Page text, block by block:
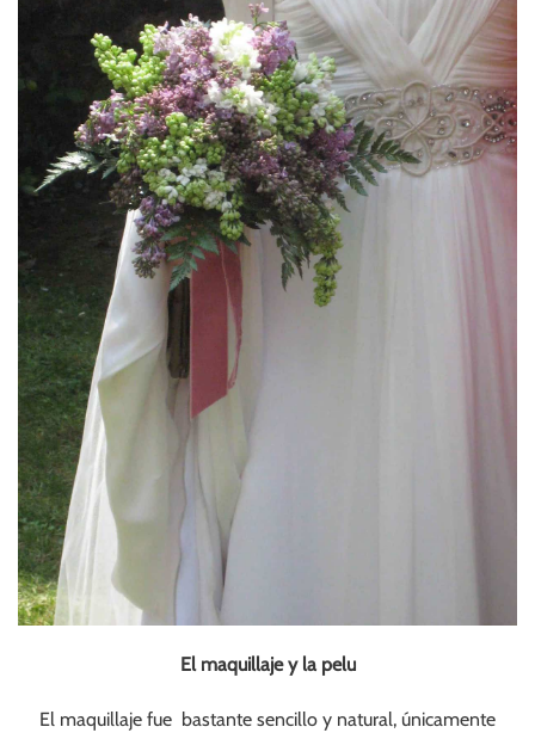
El maquillaje y la pelu
El maquillaje fue bastante sencillo y natural, únicamente